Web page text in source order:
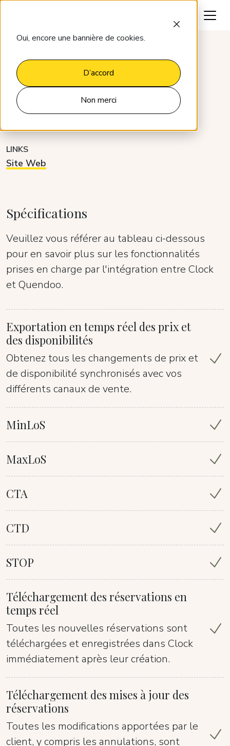
Oui, encore une bannière de cookies.
D’accord
Non merci
Quendoo
CATÉGORIE DÉVELOPPEUR
LINKS
Site Web
Spécifications
Veuillez vous référer au tableau ci-dessous
pour en savoir plus sur les fonctionnalités
prises en charge par l'intégration entre Clock
et Quendoo.
Exportation en temps réel des prix et
des disponibilités
Obtenez tous les changements de prix et
de disponibilité synchronisés avec vos
différents canaux de vente.
MinLoS
MaxLoS
CTA
CTD
STOP
Téléchargement des réservations en
temps réel
Toutes les nouvelles réservations sont
téléchargées et enregistrées dans Clock
immédiatement après leur création.
Téléchargement des mises à jour des
réservations
Toutes les modifications apportées par le
client, y compris les annulations, sont